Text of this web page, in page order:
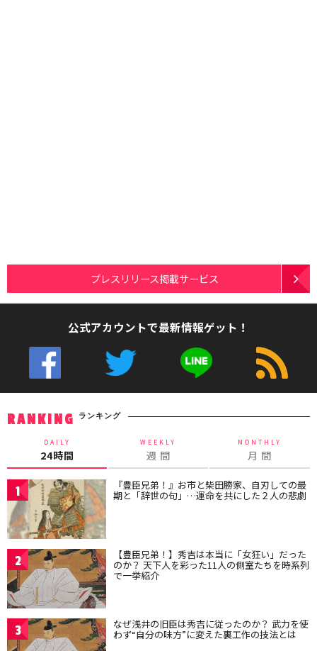
プレスリリース掲載サービス
公式アカウントで最新情報ゲット！
RANKING ランキング
DAILY
24時間
WEEKLY
週 間
MONTHLY
月 間
1 『豊臣兄弟！』お市と柴田勝家、自刃しての最
期と「辞世の句」…運命を共にした２人の悲劇
2 【豊臣兄弟！】秀吉は本当に「女狂い」だった
のか？ 天下人を彩った11人の側室たちを時系列
で一挙紹介
3 なぜ浅井の旧臣は秀吉に従ったのか？ 武力を使
わず“自分の味方”に変えた裏工作の技法とは